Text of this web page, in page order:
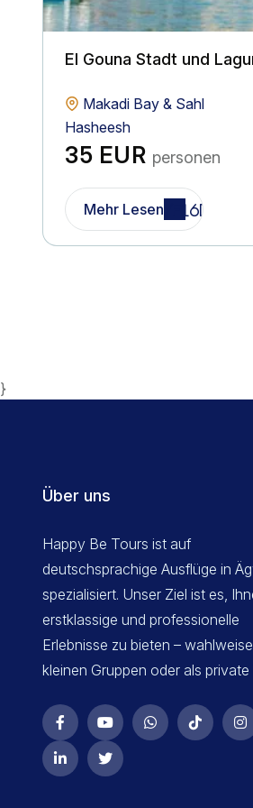
El Gouna Stadt und
Makadi Bay & Sahl
Hasheesh
35 EUR personen
Mehr Lesen
}
Über uns
Happy Be Tours ist auf
deutschsprachige Ausflüge in
spezialisiert. Unser Ziel ist es,
erstklassige und professionelle
Erlebnisse zu bieten –
kleinen Gruppen oder als private